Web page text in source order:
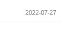
2022-07-27